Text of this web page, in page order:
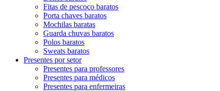
Fitas de pescoço baratos
Porta chaves baratos
Mochilas baratas
Guarda chuvas baratos
Polos baratos
Sweats baratos
Presentes por setor
Presentes para professores
Presentes para médicos
Presentes para enfermeiras